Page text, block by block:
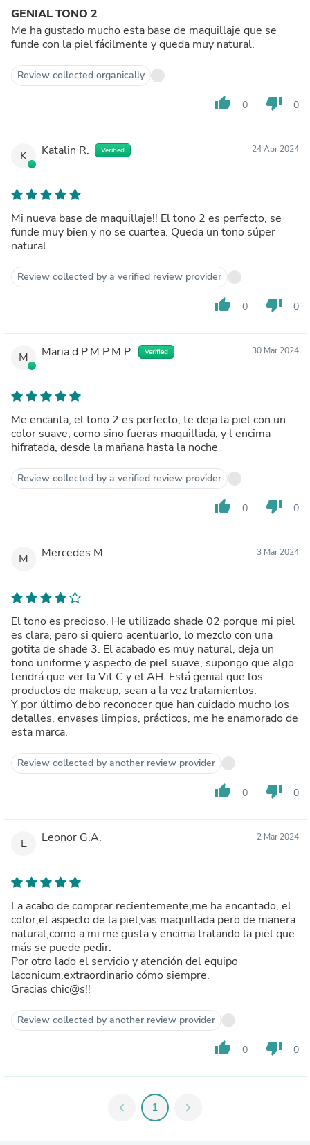
GENIAL TONO 2
Me ha gustado mucho esta base de maquillaje que se
funde con la piel fácilmente y queda muy natural.
Review collected organically
thumb_up 0 thumb_down 0
K Katalin R. Verified 24 Apr 2024
Mi nueva base de maquillaje!! El tono 2 es perfecto, se
funde muy bien y no se cuartea. Queda un tono súper
natural.
Review collected by a verified review provider
thumb_up 0 thumb_down 0
M Maria d.P.M.P.M.P. Verified 30 Mar 2024
Me encanta, el tono 2 es perfecto, te deja la piel con un
color suave, como sino fueras maquillada, y l encima
hifratada, desde la mañana hasta la noche
Review collected by a verified review provider
thumb_up 0 thumb_down 0
M Mercedes M. 3 Mar 2024
El tono es precioso. He utilizado shade 02 porque mi piel
es clara, pero si quiero acentuarlo, lo mezclo con una
gotita de shade 3. El acabado es muy natural, deja un
tono uniforme y aspecto de piel suave, supongo que algo
tendrá que ver la Vit C y el AH. Está genial que los
productos de makeup, sean a la vez tratamientos.
Y por último debo reconocer que han cuidado mucho los
detalles, envases limpios, prácticos, me he enamorado de
esta marca.
Review collected by another review provider
thumb_up 0 thumb_down 0
L Leonor G.A. 2 Mar 2024
La acabo de comprar recientemente,me ha encantado, el
color,el aspecto de la piel,vas maquillada pero de manera
natural,como.a mi me gusta y encima tratando la piel que
más se puede pedir.
Por otro lado el servicio y atención del equipo
laconicum.extraordinario cómo siempre.
Gracias chic@s!!
Review collected by another review provider
thumb_up 0 thumb_down 0
chevron_left 1 chevron_right